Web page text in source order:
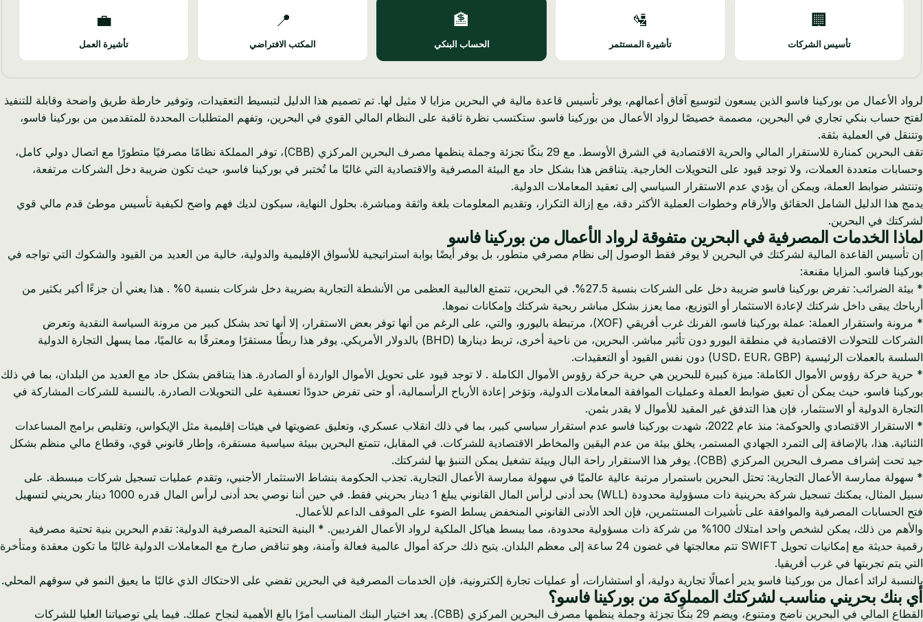
🏢
تأسيس الشركات
🛂
تأشيرة المستثمر
🏦
الحساب البنكي
📍
المكتب الافتراضي
💼
تأشيرة العمل
لرواد الأعمال من بوركينا فاسو الذين يسعون لتوسيع آفاق أعمالهم، يوفر تأسيس قاعدة مالية في البحرين مزايا لا مثيل لها. تم تصميم هذا الدليل لتبسيط التعقيدات، وتوفير خارطة طريق واضحة وقابلة للتنفيذ
لفتح حساب بنكي تجاري في البحرين، مصممة خصيصًا لرواد الأعمال من بوركينا فاسو. ستكتسب نظرة ثاقبة على النظام المالي القوي في البحرين، وتفهم المتطلبات المحددة للمتقدمين من بوركينا فاسو،
وتتنقل في العملية بثقة.
تقف البحرين كمنارة للاستقرار المالي والحرية الاقتصادية في الشرق الأوسط. مع 29 بنكًا تجزئة وجملة ينظمها مصرف البحرين المركزي (CBB)، توفر المملكة نظامًا مصرفيًا متطورًا مع اتصال دولي كامل،
وحسابات متعددة العملات، ولا توجد قيود على التحويلات الخارجية. يتناقض هذا بشكل حاد مع البيئة المصرفية والاقتصادية التي غالبًا ما تُختبر في بوركينا فاسو، حيث تكون ضريبة دخل الشركات مرتفعة،
وتنتشر ضوابط العملة، ويمكن أن يؤدي عدم الاستقرار السياسي إلى تعقيد المعاملات الدولية.
يدمج هذا الدليل الشامل الحقائق والأرقام وخطوات العملية الأكثر دقة، مع إزالة التكرار، وتقديم المعلومات بلغة واثقة ومباشرة. بحلول النهاية، سيكون لديك فهم واضح لكيفية تأسيس موطئ قدم مالي قوي
لشركتك في البحرين.
لماذا الخدمات المصرفية في البحرين متفوقة لرواد الأعمال من بوركينا فاسو
إن تأسيس القاعدة المالية لشركتك في البحرين لا يوفر فقط الوصول إلى نظام مصرفي متطور، بل يوفر أيضًا بوابة استراتيجية للأسواق الإقليمية والدولية، خالية من العديد من القيود والشكوك التي تواجه في
بوركينا فاسو. المزايا مقنعة:
* بيئة الضرائب: تفرض بوركينا فاسو ضريبة دخل على الشركات بنسبة 27.5%. في البحرين، تتمتع الغالبية العظمى من الأنشطة التجارية بضريبة دخل شركات بنسبة 0% . هذا يعني أن جزءًا أكبر بكثير من
أرباحك يبقى داخل شركتك لإعادة الاستثمار أو التوزيع، مما يعزز بشكل مباشر ربحية شركتك وإمكانات نموها.
* مرونة واستقرار العملة: عملة بوركينا فاسو، الفرنك غرب أفريقي (XOF)، مرتبطة باليورو، والتي، على الرغم من أنها توفر بعض الاستقرار، إلا أنها تحد بشكل كبير من مرونة السياسة النقدية وتعرض
الشركات للتحولات الاقتصادية في منطقة اليورو دون تأثير مباشر. البحرين، من ناحية أخرى، تربط دينارها (BHD) بالدولار الأمريكي. يوفر هذا ربطًا مستقرًا ومعترفًا به عالميًا، مما يسهل التجارة الدولية
السلسة بالعملات الرئيسية (USD، EUR، GBP) دون نفس القيود أو التعقيدات.
* حرية حركة رؤوس الأموال الكاملة: ميزة كبيرة للبحرين هي حرية حركة رؤوس الأموال الكاملة . لا توجد قيود على تحويل الأموال الواردة أو الصادرة. هذا يتناقض بشكل حاد مع العديد من البلدان، بما في ذلك
بوركينا فاسو، حيث يمكن أن تعيق ضوابط العملة وعمليات الموافقة المعاملات الدولية، وتؤخر إعادة الأرباح الرأسمالية، أو حتى تفرض حدودًا تعسفية على التحويلات الصادرة. بالنسبة للشركات المشاركة في
التجارة الدولية أو الاستثمار، فإن هذا التدفق غير المقيد للأموال لا يقدر بثمن.
* الاستقرار الاقتصادي والحوكمة: منذ عام 2022، شهدت بوركينا فاسو عدم استقرار سياسي كبير، بما في ذلك انقلاب عسكري، وتعليق عضويتها في هيئات إقليمية مثل الإيكواس، وتقليص برامج المساعدات
الثنائية. هذا، بالإضافة إلى التمرد الجهادي المستمر، يخلق بيئة من عدم اليقين والمخاطر الاقتصادية للشركات. في المقابل، تتمتع البحرين ببيئة سياسية مستقرة، وإطار قانوني قوي، وقطاع مالي منظم بشكل
جيد تحت إشراف مصرف البحرين المركزي (CBB). يوفر هذا الاستقرار راحة البال وبيئة تشغيل يمكن التنبؤ بها لشركتك.
* سهولة ممارسة الأعمال التجارية: تحتل البحرين باستمرار مرتبة عالية عالميًا في سهولة ممارسة الأعمال التجارية. تجذب الحكومة بنشاط الاستثمار الأجنبي، وتقدم عمليات تسجيل شركات مبسطة. على
سبيل المثال، يمكنك تسجيل شركة بحرينية ذات مسؤولية محدودة (WLL) بحد أدنى لرأس المال القانوني يبلغ 1 دينار بحريني فقط. في حين أننا نوصي بحد أدنى لرأس المال قدره 1000 دينار بحريني لتسهيل
فتح الحسابات المصرفية والموافقة على تأشيرات المستثمرين، فإن الحد الأدنى القانوني المنخفض يسلط الضوء على الموقف الداعم للأعمال.
والأهم من ذلك، يمكن لشخص واحد امتلاك 100% من شركة ذات مسؤولية محدودة، مما يبسط هياكل الملكية لرواد الأعمال الفرديين. * البنية التحتية المصرفية الدولية: تقدم البحرين بنية تحتية مصرفية
رقمية حديثة مع إمكانيات تحويل SWIFT تتم معالجتها في غضون 24 ساعة إلى معظم البلدان. يتيح ذلك حركة أموال عالمية فعالة وآمنة، وهو تناقض صارخ مع المعاملات الدولية غالبًا ما تكون معقدة ومتأخرة
التي يتم تجربتها في غرب أفريقيا.
بالنسبة لرائد أعمال من بوركينا فاسو يدير أعمالًا تجارية دولية، أو استشارات، أو عمليات تجارة إلكترونية، فإن الخدمات المصرفية في البحرين تقضي على الاحتكاك الذي غالبًا ما يعيق النمو في سوقهم المحلي.
أي بنك بحريني مناسب لشركتك المملوكة من بوركينا فاسو؟
القطاع المالي في البحرين ناضج ومتنوع، ويضم 29 بنكًا تجزئة وجملة ينظمها مصرف البحرين المركزي (CBB). يعد اختيار البنك المناسب أمرًا بالغ الأهمية لنجاح عملك. فيما يلي توصياتنا العليا للشركات